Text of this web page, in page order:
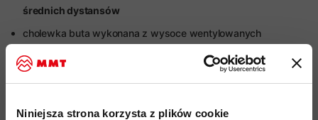
Niniejsza strona korzysta z plików cookie
średnich dystansów
cholewka buta wykonana z wysoce wentylowanych
recyklingu
®
technologia elastycznego języka GORE-TEX Tongue